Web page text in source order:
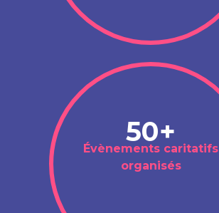
50+
Évènements caritatifs
organisés